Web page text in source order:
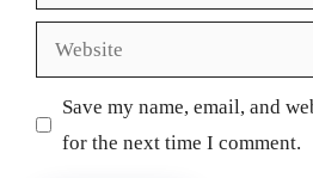
Website
Save my name, email, and
for the next time I comment.